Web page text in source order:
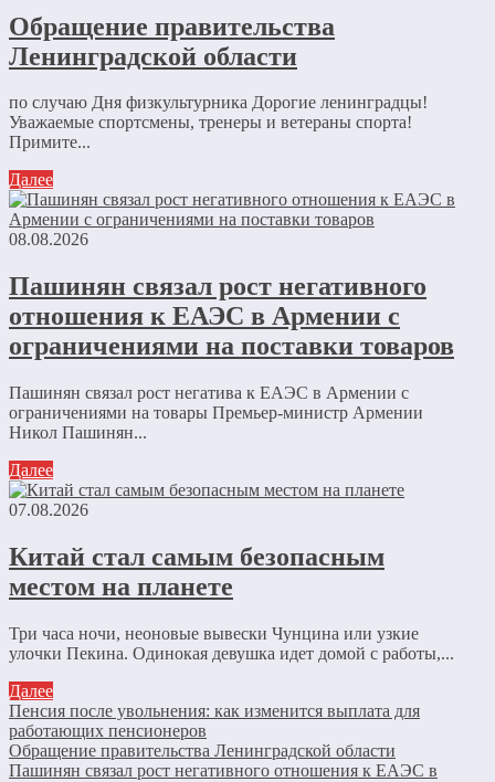
Обращение правительства
Ленинградской области
по случаю Дня физкультурника Дорогие ленинградцы!
Уважаемые спортсмены, тренеры и ветераны спорта!
Примите...
Далее
08.08.2026
Пашинян связал рост негативного
отношения к ЕАЭС в Армении с
ограничениями на поставки товаров
Пашинян связал рост негатива к ЕАЭС в Армении с
ограничениями на товары Премьер-министр Армении
Никол Пашинян...
Далее
07.08.2026
Китай стал самым безопасным
местом на планете
Три часа ночи, неоновые вывески Чунцина или узкие
улочки Пекина. Одинокая девушка идет домой с работы,...
Далее
Пенсия после увольнения: как изменится выплата для
работающих пенсионеров
Обращение правительства Ленинградской области
Пашинян связал рост негативного отношения к ЕАЭС в